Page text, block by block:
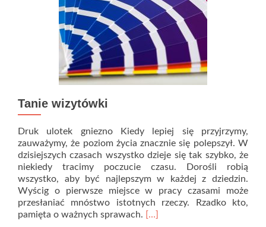
Tanie wizytówki
Druk ulotek gniezno Kiedy lepiej się przyjrzymy,
zauważymy, że poziom życia znacznie się polepszył. W
dzisiejszych czasach wszystko dzieje się tak szybko, że
niekiedy tracimy poczucie czasu. Dorośli robią
wszystko, aby być najlepszym w każdej z dziedzin.
Wyścig o pierwsze miejsce w pracy czasami może
przesłaniać mnóstwo istotnych rzeczy. Rzadko kto,
pamięta o ważnych sprawach. Read
[…]